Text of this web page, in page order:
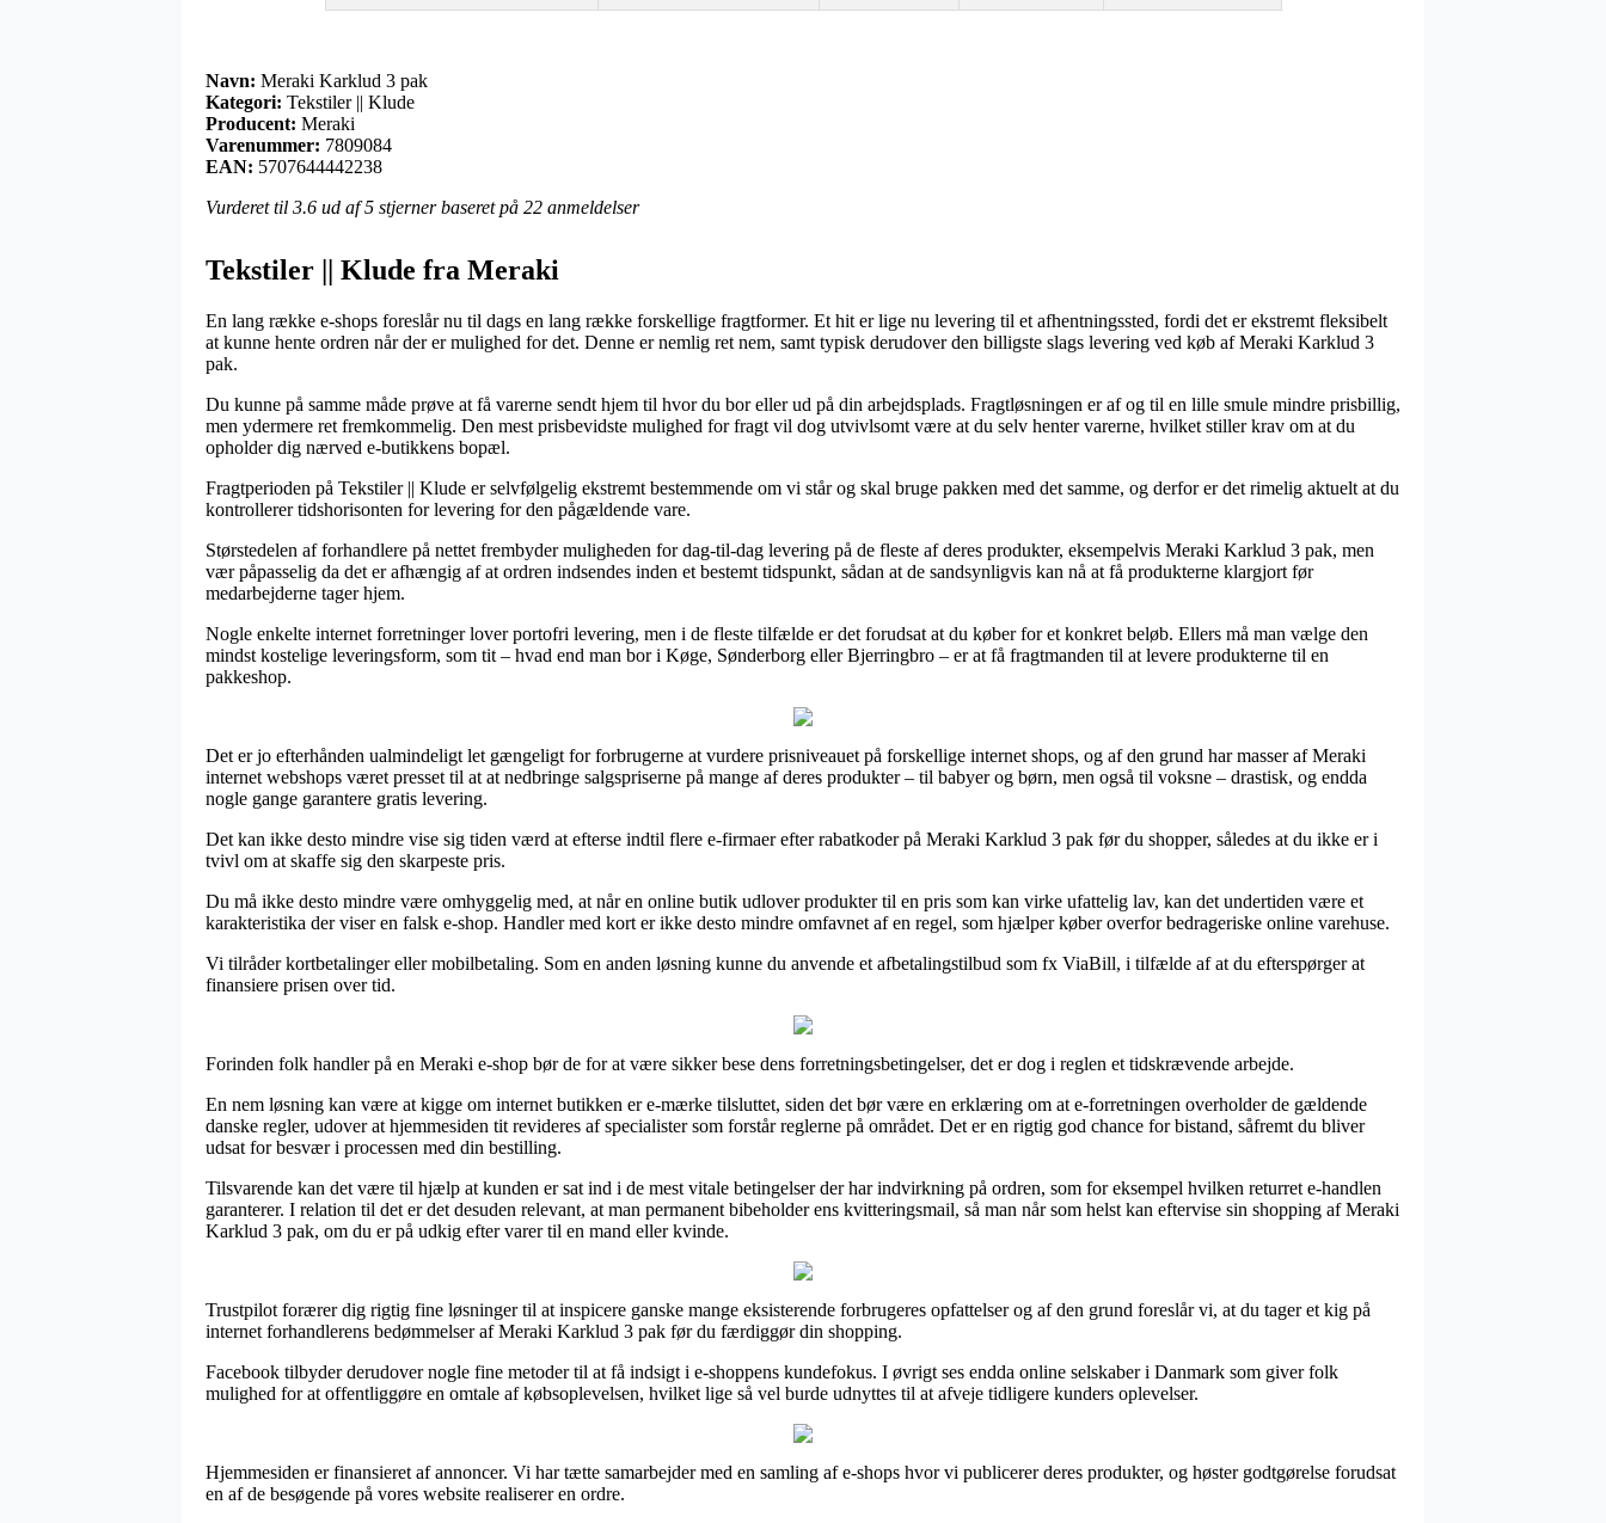
Navn: Meraki Karklud 3 pak
Kategori: Tekstiler || Klude
Producent: Meraki
Varenummer: 7809084
EAN: 5707644442238
Vurderet til 3.6 ud af 5 stjerner baseret på 22 anmeldelser
Tekstiler || Klude fra Meraki
En lang række e-shops foreslår nu til dags en lang række forskellige fragtformer. Et hit er lige nu levering til et afhentningssted, fordi det er ekstremt fleksibelt
at kunne hente ordren når der er mulighed for det. Denne er nemlig ret nem, samt typisk derudover den billigste slags levering ved køb af Meraki Karklud 3
pak.
Du kunne på samme måde prøve at få varerne sendt hjem til hvor du bor eller ud på din arbejdsplads. Fragtløsningen er af og til en lille smule mindre prisbillig,
men ydermere ret fremkommelig. Den mest prisbevidste mulighed for fragt vil dog utvivlsomt være at du selv henter varerne, hvilket stiller krav om at du
opholder dig nærved e-butikkens bopæl.
Fragtperioden på Tekstiler || Klude er selvfølgelig ekstremt bestemmende om vi står og skal bruge pakken med det samme, og derfor er det rimelig aktuelt at du
kontrollerer tidshorisonten for levering for den pågældende vare.
Størstedelen af forhandlere på nettet frembyder muligheden for dag-til-dag levering på de fleste af deres produkter, eksempelvis Meraki Karklud 3 pak, men
vær påpasselig da det er afhængig af at ordren indsendes inden et bestemt tidspunkt, sådan at de sandsynligvis kan nå at få produkterne klargjort før
medarbejderne tager hjem.
Nogle enkelte internet forretninger lover portofri levering, men i de fleste tilfælde er det forudsat at du køber for et konkret beløb. Ellers må man vælge den
mindst kostelige leveringsform, som tit – hvad end man bor i Køge, Sønderborg eller Bjerringbro – er at få fragtmanden til at levere produkterne til en
pakkeshop.
Det er jo efterhånden ualmindeligt let gængeligt for forbrugerne at vurdere prisniveauet på forskellige internet shops, og af den grund har masser af Meraki
internet webshops været presset til at at nedbringe salgspriserne på mange af deres produkter – til babyer og børn, men også til voksne – drastisk, og endda
nogle gange garantere gratis levering.
Det kan ikke desto mindre vise sig tiden værd at efterse indtil flere e-firmaer efter rabatkoder på Meraki Karklud 3 pak før du shopper, således at du ikke er i
tvivl om at skaffe sig den skarpeste pris.
Du må ikke desto mindre være omhyggelig med, at når en online butik udlover produkter til en pris som kan virke ufattelig lav, kan det undertiden være et
karakteristika der viser en falsk e-shop. Handler med kort er ikke desto mindre omfavnet af en regel, som hjælper køber overfor bedrageriske online varehuse.
Vi tilråder kortbetalinger eller mobilbetaling. Som en anden løsning kunne du anvende et afbetalingstilbud som fx ViaBill, i tilfælde af at du efterspørger at
finansiere prisen over tid.
Forinden folk handler på en Meraki e-shop bør de for at være sikker bese dens forretningsbetingelser, det er dog i reglen et tidskrævende arbejde.
En nem løsning kan være at kigge om internet butikken er e-mærke tilsluttet, siden det bør være en erklæring om at e-forretningen overholder de gældende
danske regler, udover at hjemmesiden tit revideres af specialister som forstår reglerne på området. Det er en rigtig god chance for bistand, såfremt du bliver
udsat for besvær i processen med din bestilling.
Tilsvarende kan det være til hjælp at kunden er sat ind i de mest vitale betingelser der har indvirkning på ordren, som for eksempel hvilken returret e-handlen
garanterer. I relation til det er det desuden relevant, at man permanent bibeholder ens kvitteringsmail, så man når som helst kan eftervise sin shopping af Meraki
Karklud 3 pak, om du er på udkig efter varer til en mand eller kvinde.
Trustpilot forærer dig rigtig fine løsninger til at inspicere ganske mange eksisterende forbrugeres opfattelser og af den grund foreslår vi, at du tager et kig på
internet forhandlerens bedømmelser af Meraki Karklud 3 pak før du færdiggør din shopping.
Facebook tilbyder derudover nogle fine metoder til at få indsigt i e-shoppens kundefokus. I øvrigt ses endda online selskaber i Danmark som giver folk
mulighed for at offentliggøre en omtale af købsoplevelsen, hvilket lige så vel burde udnyttes til at afveje tidligere kunders oplevelser.
Hjemmesiden er finansieret af annoncer. Vi har tætte samarbejder med en samling af e-shops hvor vi publicerer deres produkter, og høster godtgørelse forudsat
en af de besøgende på vores website realiserer en ordre.